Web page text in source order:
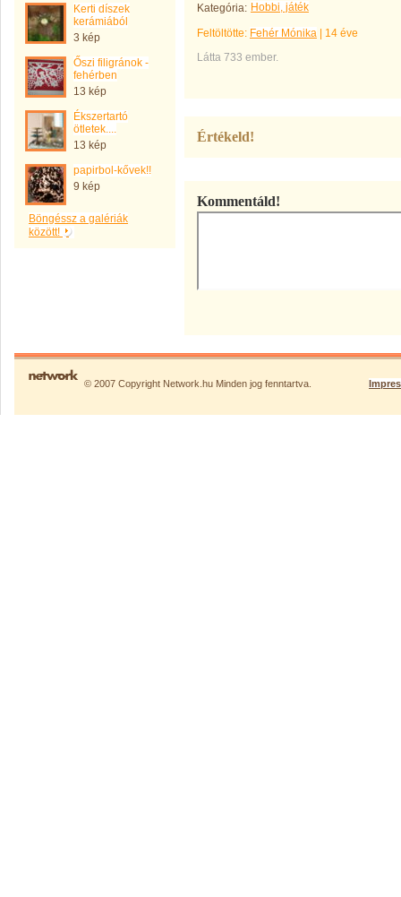
Kerti díszek
kerámiából
3 kép
Őszi filigránok -
fehérben
13 kép
Ékszertartó
ötletek....
13 kép
papirbol-kővek!!
9 kép
Böngéssz a galériák
között!
Kategória: Hobbi, játék
Feltöltötte: Fehér Mónika
14 éve
Látta 733 ember.
Értékeld!
Kommentáld!
© 2007 Copyright Network.hu Minden jog fenntartva.